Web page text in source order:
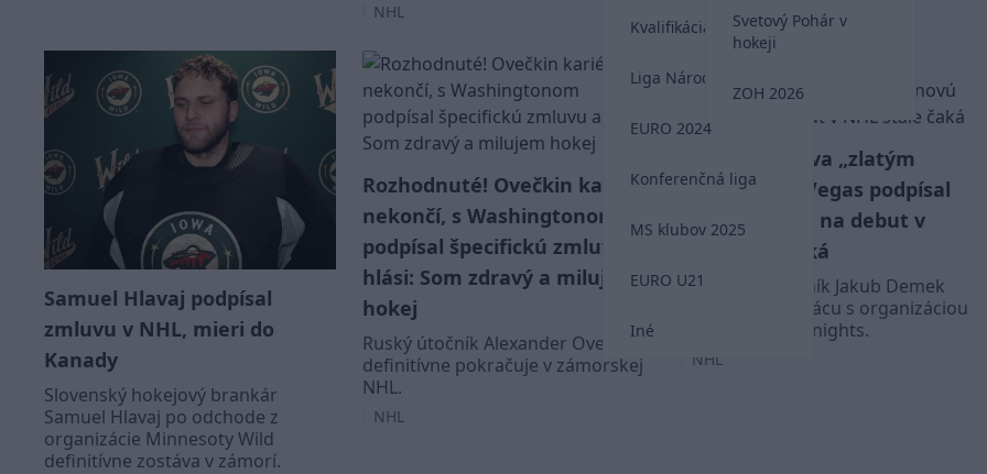
Kvalifikácia MS 2026
Liga Národov
EURO 2024
Konferenčná liga
MS klubov 2025
EURO U21
Iné
Svetový Pohár v
hokeji
ZOH 2026
NHL
Samuel Hlavaj podpísal
zmluvu v NHL, mieri do
Kanady
Slovenský hokejový brankár
Samuel Hlavaj po odchode z
organizácie Minnesoty Wild
definitívne zostáva v zámorí.
Rozhodnuté! Ovečkin kariéru
nekončí, s Washingtonom
podpísal špecifickú zmluvu a
hlási: Som zdravý a milujem
hokej
Ruský útočník Alexander Ovečkin
definitívne pokračuje v zámorskej
NHL.
NHL
Demek zostáva „zlatým
rytierom“: S Vegas podpísal
novú zmluvu, na debut v
NHL stále čaká
Slovenský útočník Jakub Demek
predĺžil spoluprácu s organizáciou
Vegas Golden Knights.
NHL